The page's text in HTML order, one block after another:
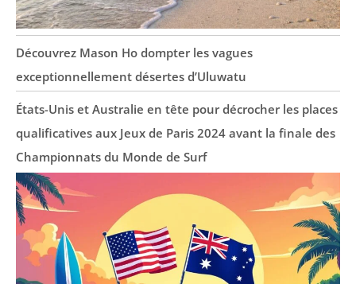
Découvrez Mason Ho dompter les vagues
exceptionnellement désertes d’Uluwatu
États-Unis et Australie en tête pour décrocher les places
qualificatives aux Jeux de Paris 2024 avant la finale des
Championnats du Monde de Surf